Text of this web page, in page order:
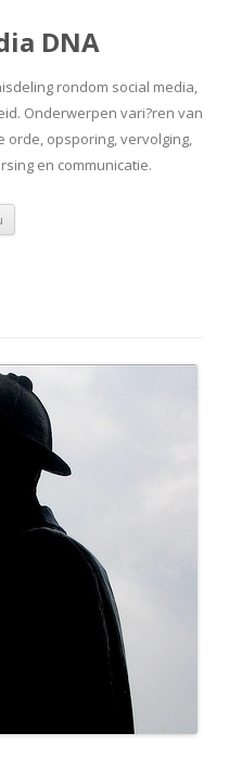
DNA
rondom social media,
Onderwerpen vari?ren van
opsporing, vervolging,
en communicatie.
Spring
inhoud